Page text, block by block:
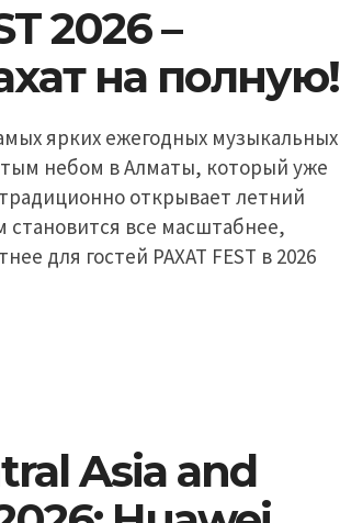
2026 –
на полную!
ярких ежегодных музыкальных
небом в Алматы, который уже
открывает летний
становится все масштабнее,
для гостей РАХАТ FEST в 2026
Asia and